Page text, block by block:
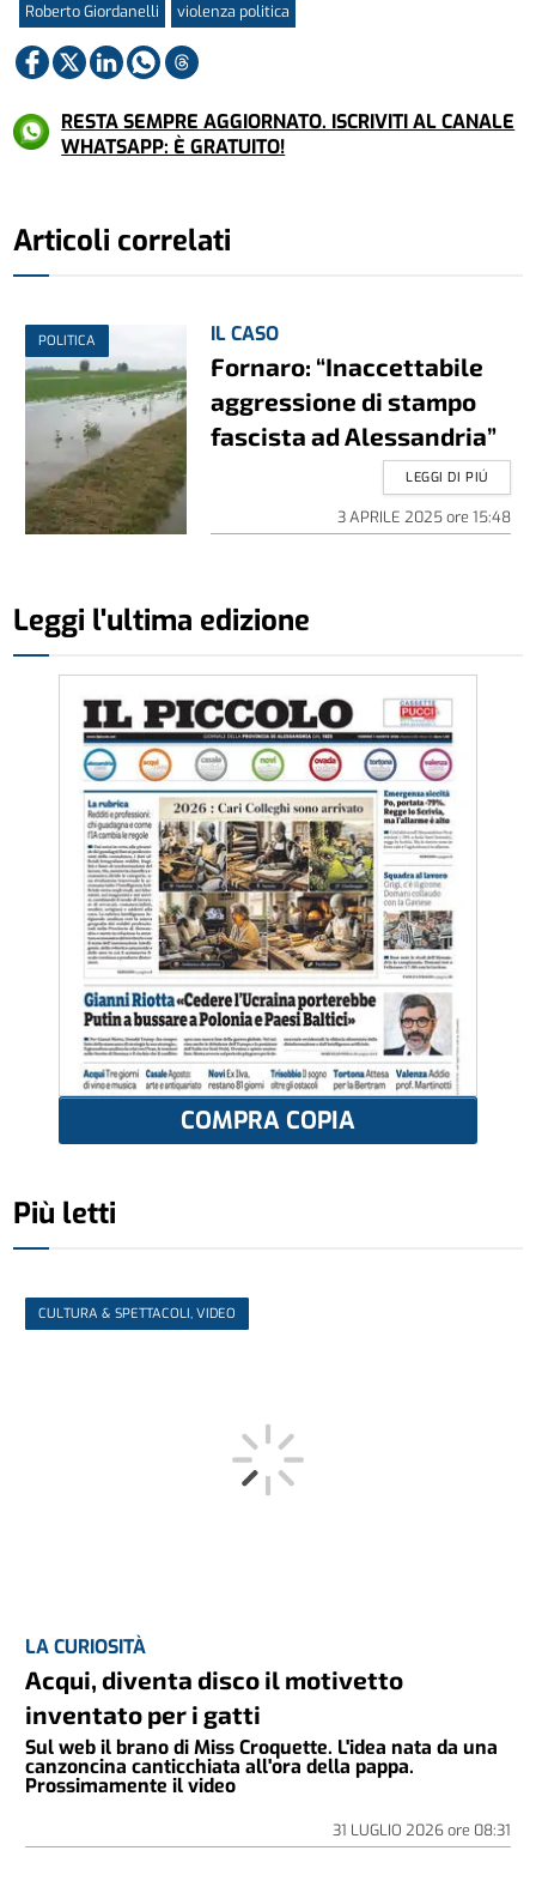
Roberto Giordanelli
violenza politica
RESTA SEMPRE AGGIORNATO. ISCRIVITI AL CANALE
WHATSAPP: È GRATUITO!
Articoli correlati
POLITICA IL CASO
Fornaro: “Inaccettabile
aggressione di stampo
fascista ad Alessandria”
3 APRILE 2025ore 15:48
LEGGI DI PIÚ
Leggi l'ultima edizione
COMPRA COPIA
Più letti
LA CURIOSITÀ
Acqui, diventa disco il motivetto
inventato per i gatti
Sul web il brano di Miss Croquette. L'idea nata da una
canzoncina canticchiata all'ora della pappa.